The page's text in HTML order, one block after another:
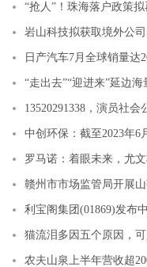
“抢人”！珠海落户政策拟
岩山科技拟获取境外公
日产汽车7月全球销量达
“走出去”“迎进来”延边
13520291338，演员社
罗马诺：着眼未来，尤
赣州市市场监管局开展
猫流泪多因五个原因，
农夫山泉上半年营收超